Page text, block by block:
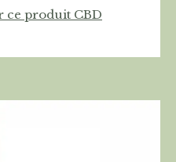
ce produit CBD